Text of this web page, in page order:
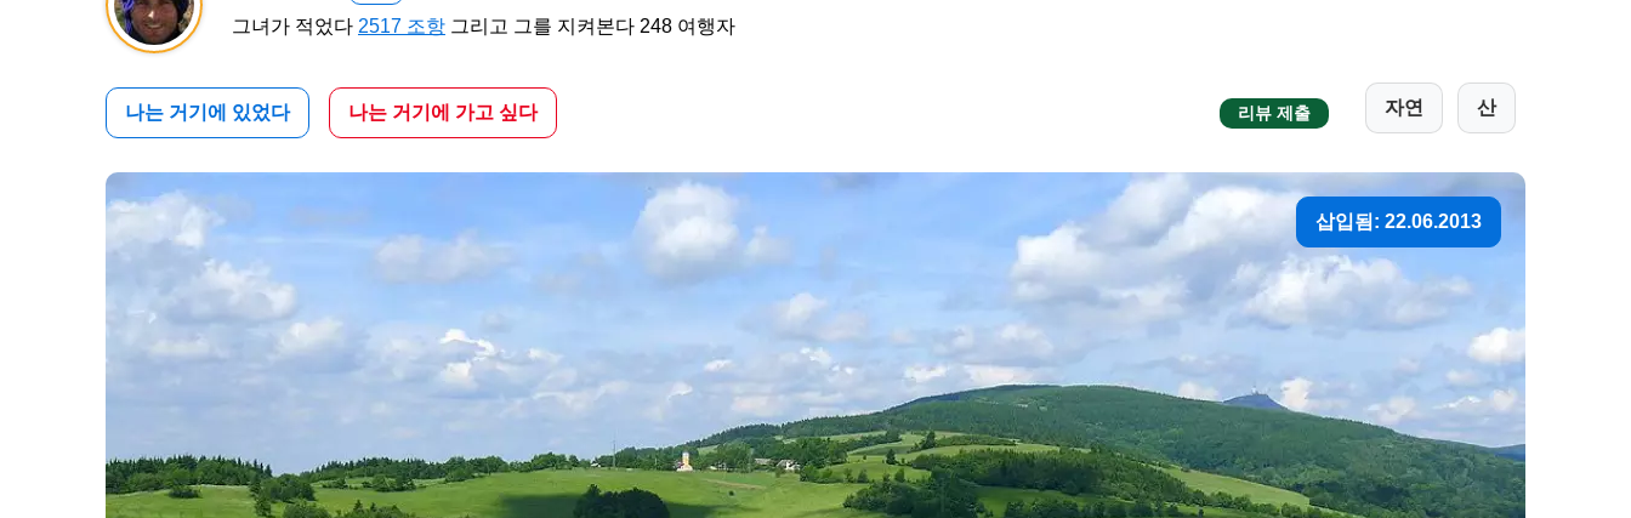
그녀가 적었다 2517 조항 그리고 그를 지켜본다 248 여행자
나는 거기에 있었다 나는 거기에 가고 싶다 리뷰 제출 자연 산
삽입됨: 22.06.2013